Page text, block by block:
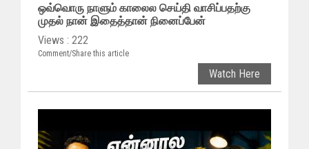
ஒவ்வொரு நாளும் காலைல செய்தி வாசிப்பதற்கு
முதல் நான் இதைத்தான் நினைப்பேன்
Views : 222
Comment/Share this article
Watch Here